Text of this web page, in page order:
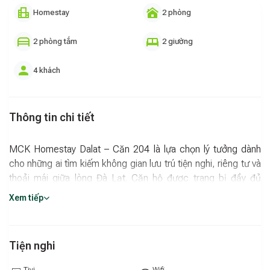
Homestay 2 phòng
2 phòng tắm 2 giường
4 khách
Thông tin chi tiết
MCK Homestay Dalat – Căn 204 là lựa chọn lý tưởng dành
cho những ai tìm kiếm không gian lưu trú tiện nghi, riêng tư và
thoải mái giữa lòng Đà Lạt. Căn hộ được trang bị đầy đủ
Smart TV, máy giặt, tủ lạnh, bếp cùng dụng cụ nấu ăn và ăn
Xem tiếp
Tiện nghi